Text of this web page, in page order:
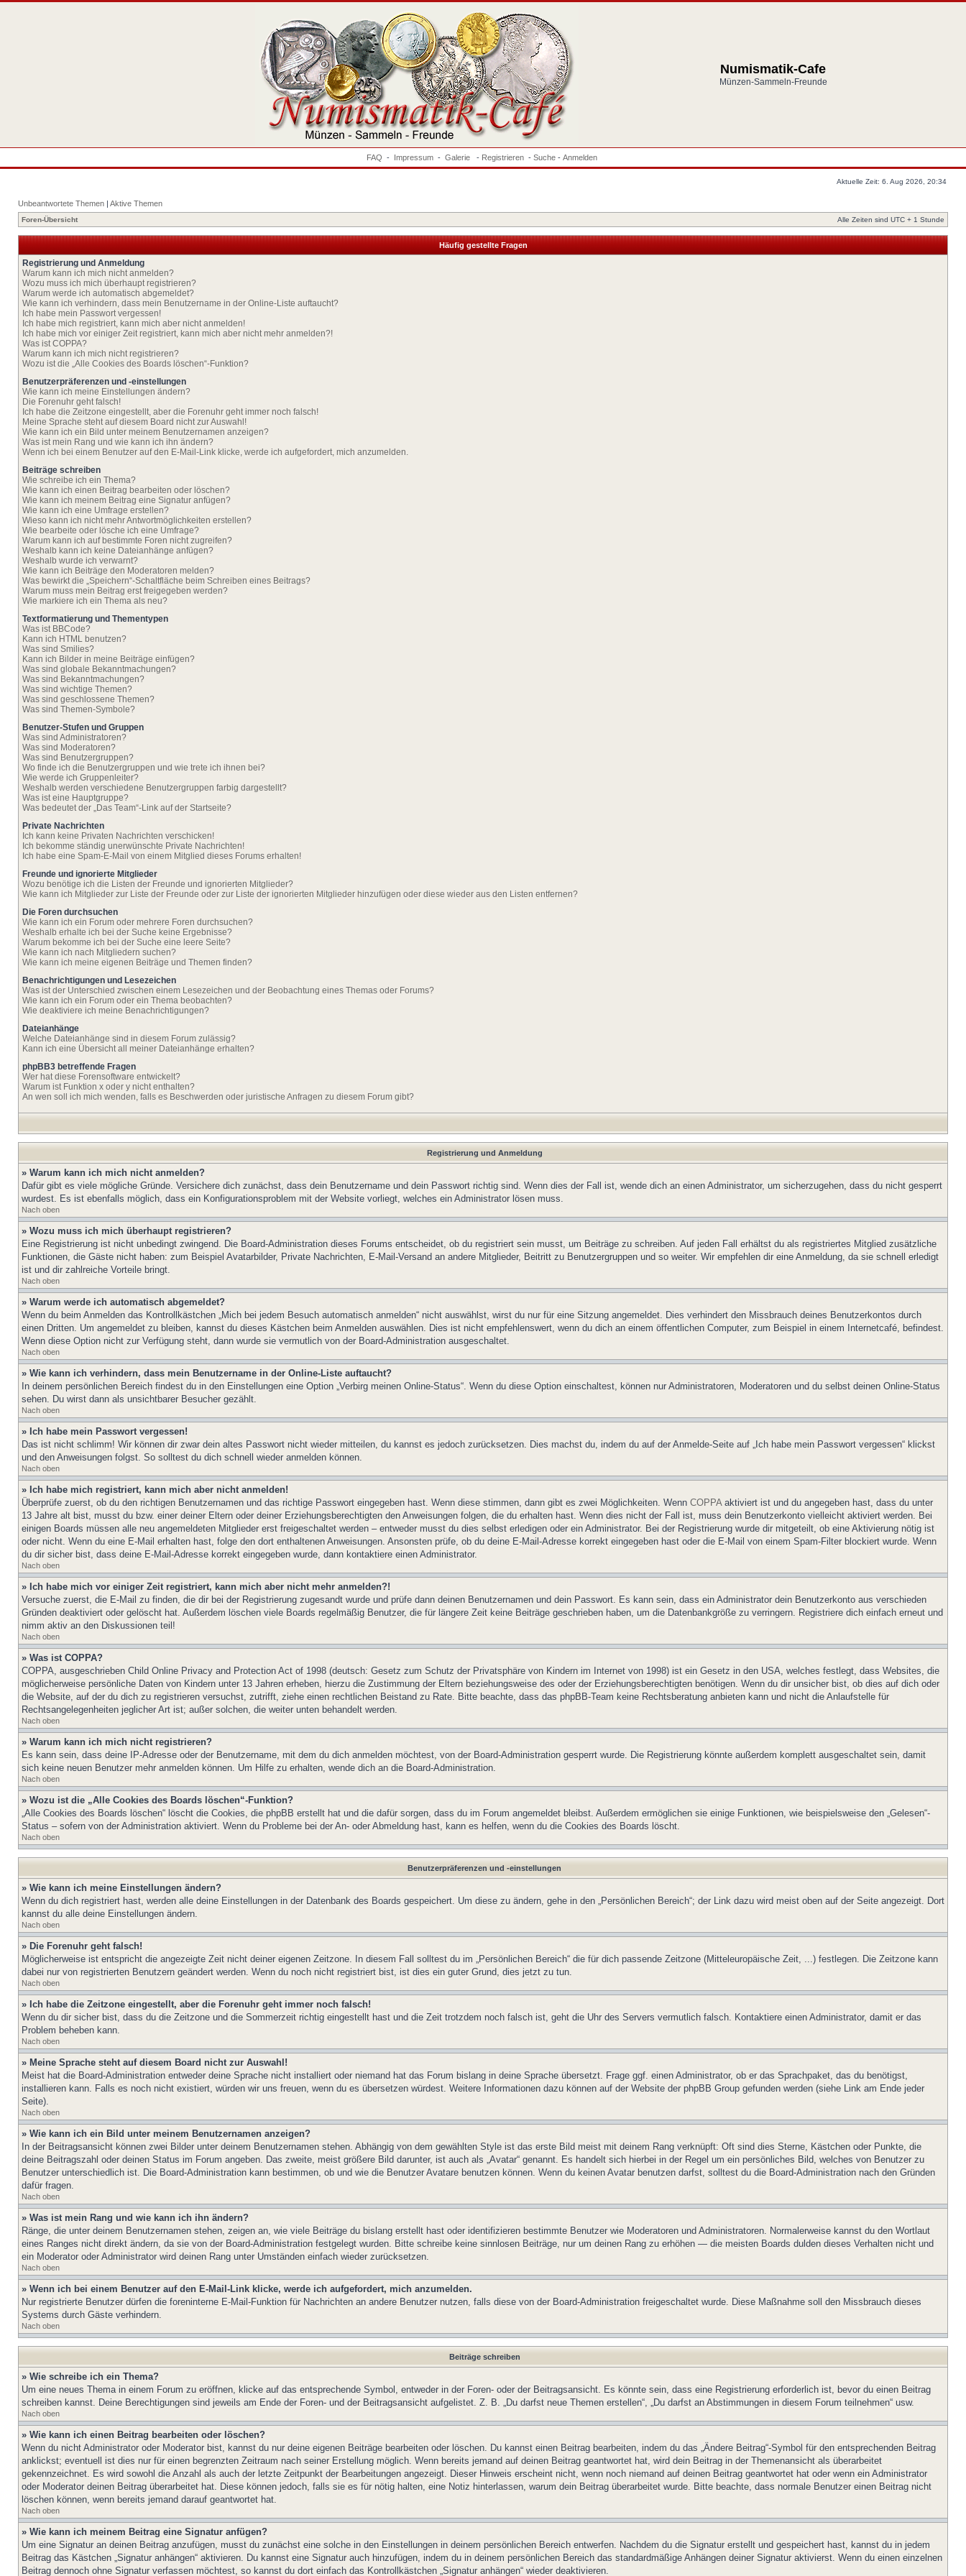
Numismatik-Cafe
Münzen-Sammeln-Freunde
FAQ - Impressum - Galerie - Registrieren - Suche - Anmelden
Aktuelle Zeit: 6. Aug 2026, 20:34
Unbeantwortete Themen | Aktive Themen
Foren-Übersicht Alle Zeiten sind UTC + 1 Stunde
Häufig gestellte Fragen
Registrierung und Anmeldung
Warum kann ich mich nicht anmelden?
Wozu muss ich mich überhaupt registrieren?
Warum werde ich automatisch abgemeldet?
Wie kann ich verhindern, dass mein Benutzername in der Online-Liste auftaucht?
Ich habe mein Passwort vergessen!
Ich habe mich registriert, kann mich aber nicht anmelden!
Ich habe mich vor einiger Zeit registriert, kann mich aber nicht mehr anmelden?!
Was ist COPPA?
Warum kann ich mich nicht registrieren?
Wozu ist die „Alle Cookies des Boards löschen“-Funktion?
Benutzerpräferenzen und -einstellungen
Wie kann ich meine Einstellungen ändern?
Die Forenuhr geht falsch!
Ich habe die Zeitzone eingestellt, aber die Forenuhr geht immer noch falsch!
Meine Sprache steht auf diesem Board nicht zur Auswahl!
Wie kann ich ein Bild unter meinem Benutzernamen anzeigen?
Was ist mein Rang und wie kann ich ihn ändern?
Wenn ich bei einem Benutzer auf den E-Mail-Link klicke, werde ich aufgefordert, mich anzumelden.
Beiträge schreiben
Wie schreibe ich ein Thema?
Wie kann ich einen Beitrag bearbeiten oder löschen?
Wie kann ich meinem Beitrag eine Signatur anfügen?
Wie kann ich eine Umfrage erstellen?
Wieso kann ich nicht mehr Antwortmöglichkeiten erstellen?
Wie bearbeite oder lösche ich eine Umfrage?
Warum kann ich auf bestimmte Foren nicht zugreifen?
Weshalb kann ich keine Dateianhänge anfügen?
Weshalb wurde ich verwarnt?
Wie kann ich Beiträge den Moderatoren melden?
Was bewirkt die „Speichern“-Schaltfläche beim Schreiben eines Beitrags?
Warum muss mein Beitrag erst freigegeben werden?
Wie markiere ich ein Thema als neu?
Textformatierung und Thementypen
Was ist BBCode?
Kann ich HTML benutzen?
Was sind Smilies?
Kann ich Bilder in meine Beiträge einfügen?
Was sind globale Bekanntmachungen?
Was sind Bekanntmachungen?
Was sind wichtige Themen?
Was sind geschlossene Themen?
Was sind Themen-Symbole?
Benutzer-Stufen und Gruppen
Was sind Administratoren?
Was sind Moderatoren?
Was sind Benutzergruppen?
Wo finde ich die Benutzergruppen und wie trete ich ihnen bei?
Wie werde ich Gruppenleiter?
Weshalb werden verschiedene Benutzergruppen farbig dargestellt?
Was ist eine Hauptgruppe?
Was bedeutet der „Das Team“-Link auf der Startseite?
Private Nachrichten
Ich kann keine Privaten Nachrichten verschicken!
Ich bekomme ständig unerwünschte Private Nachrichten!
Ich habe eine Spam-E-Mail von einem Mitglied dieses Forums erhalten!
Freunde und ignorierte Mitglieder
Wozu benötige ich die Listen der Freunde und ignorierten Mitglieder?
Wie kann ich Mitglieder zur Liste der Freunde oder zur Liste der ignorierten Mitglieder hinzufügen oder diese wieder aus den Listen entfernen?
Die Foren durchsuchen
Wie kann ich ein Forum oder mehrere Foren durchsuchen?
Weshalb erhalte ich bei der Suche keine Ergebnisse?
Warum bekomme ich bei der Suche eine leere Seite?
Wie kann ich nach Mitgliedern suchen?
Wie kann ich meine eigenen Beiträge und Themen finden?
Benachrichtigungen und Lesezeichen
Was ist der Unterschied zwischen einem Lesezeichen und der Beobachtung eines Themas oder Forums?
Wie kann ich ein Forum oder ein Thema beobachten?
Wie deaktiviere ich meine Benachrichtigungen?
Dateianhänge
Welche Dateianhänge sind in diesem Forum zulässig?
Kann ich eine Übersicht all meiner Dateianhänge erhalten?
phpBB3 betreffende Fragen
Wer hat diese Forensoftware entwickelt?
Warum ist Funktion x oder y nicht enthalten?
An wen soll ich mich wenden, falls es Beschwerden oder juristische Anfragen zu diesem Forum gibt?
Registrierung und Anmeldung
» Warum kann ich mich nicht anmelden?
Dafür gibt es viele mögliche Gründe. Versichere dich zunächst, dass dein Benutzername und dein Passwort richtig sind. Wenn dies der Fall ist, wende dich an einen Administrator, um sicherzugehen, dass du nicht gesperrt
wurdest. Es ist ebenfalls möglich, dass ein Konfigurationsproblem mit der Website vorliegt, welches ein Administrator lösen muss.
Nach oben
» Wozu muss ich mich überhaupt registrieren?
Eine Registrierung ist nicht unbedingt zwingend. Die Board-Administration dieses Forums entscheidet, ob du registriert sein musst, um Beiträge zu schreiben. Auf jeden Fall erhältst du als registriertes Mitglied zusätzliche
Funktionen, die Gäste nicht haben: zum Beispiel Avatarbilder, Private Nachrichten, E-Mail-Versand an andere Mitglieder, Beitritt zu Benutzergruppen und so weiter. Wir empfehlen dir eine Anmeldung, da sie schnell erledigt
ist und dir zahlreiche Vorteile bringt.
Nach oben
» Warum werde ich automatisch abgemeldet?
Wenn du beim Anmelden das Kontrollkästchen „Mich bei jedem Besuch automatisch anmelden“ nicht auswählst, wirst du nur für eine Sitzung angemeldet. Dies verhindert den Missbrauch deines Benutzerkontos durch
einen Dritten. Um angemeldet zu bleiben, kannst du dieses Kästchen beim Anmelden auswählen. Dies ist nicht empfehlenswert, wenn du dich an einem öffentlichen Computer, zum Beispiel in einem Internetcafé, befindest.
Wenn diese Option nicht zur Verfügung steht, dann wurde sie vermutlich von der Board-Administration ausgeschaltet.
Nach oben
» Wie kann ich verhindern, dass mein Benutzername in der Online-Liste auftaucht?
In deinem persönlichen Bereich findest du in den Einstellungen eine Option „Verbirg meinen Online-Status“. Wenn du diese Option einschaltest, können nur Administratoren, Moderatoren und du selbst deinen Online-Status
sehen. Du wirst dann als unsichtbarer Besucher gezählt.
Nach oben
» Ich habe mein Passwort vergessen!
Das ist nicht schlimm! Wir können dir zwar dein altes Passwort nicht wieder mitteilen, du kannst es jedoch zurücksetzen. Dies machst du, indem du auf der Anmelde-Seite auf „Ich habe mein Passwort vergessen“ klickst
und den Anweisungen folgst. So solltest du dich schnell wieder anmelden können.
Nach oben
» Ich habe mich registriert, kann mich aber nicht anmelden!
Überprüfe zuerst, ob du den richtigen Benutzernamen und das richtige Passwort eingegeben hast. Wenn diese stimmen, dann gibt es zwei Möglichkeiten. Wenn COPPAaktiviert ist und du angegeben hast, dass du unter
13 Jahre alt bist, musst du bzw. einer deiner Eltern oder deiner Erziehungsberechtigten den Anweisungen folgen, die du erhalten hast. Wenn dies nicht der Fall ist, muss dein Benutzerkonto vielleicht aktiviert werden. Bei
einigen Boards müssen alle neu angemeldeten Mitglieder erst freigeschaltet werden – entweder musst du dies selbst erledigen oder ein Administrator. Bei der Registrierung wurde dir mitgeteilt, ob eine Aktivierung nötig ist
oder nicht. Wenn du eine E-Mail erhalten hast, folge den dort enthaltenen Anweisungen. Ansonsten prüfe, ob du deine E-Mail-Adresse korrekt eingegeben hast oder die E-Mail von einem Spam-Filter blockiert wurde. Wenn
du dir sicher bist, dass deine E-Mail-Adresse korrekt eingegeben wurde, dann kontaktiere einen Administrator.
Nach oben
» Ich habe mich vor einiger Zeit registriert, kann mich aber nicht mehr anmelden?!
Versuche zuerst, die E-Mail zu finden, die dir bei der Registrierung zugesandt wurde und prüfe dann deinen Benutzernamen und dein Passwort. Es kann sein, dass ein Administrator dein Benutzerkonto aus verschieden
Gründen deaktiviert oder gelöscht hat. Außerdem löschen viele Boards regelmäßig Benutzer, die für längere Zeit keine Beiträge geschrieben haben, um die Datenbankgröße zu verringern. Registriere dich einfach erneut und
nimm aktiv an den Diskussionen teil!
Nach oben
» Was ist COPPA?
COPPA, ausgeschrieben Child Online Privacy and Protection Act of 1998 (deutsch: Gesetz zum Schutz der Privatsphäre von Kindern im Internet von 1998) ist ein Gesetz in den USA, welches festlegt, dass Websites, die
möglicherweise persönliche Daten von Kindern unter 13 Jahren erheben, hierzu die Zustimmung der Eltern beziehungsweise des oder der Erziehungsberechtigten benötigen. Wenn du dir unsicher bist, ob dies auf dich oder
die Website, auf der du dich zu registrieren versuchst, zutrifft, ziehe einen rechtlichen Beistand zu Rate. Bitte beachte, dass das phpBB-Team keine Rechtsberatung anbieten kann und nicht die Anlaufstelle für
Rechtsangelegenheiten jeglicher Art ist; außer solchen, die weiter unten behandelt werden.
Nach oben
» Warum kann ich mich nicht registrieren?
Es kann sein, dass deine IP-Adresse oder der Benutzername, mit dem du dich anmelden möchtest, von der Board-Administration gesperrt wurde. Die Registrierung könnte außerdem komplett ausgeschaltet sein, damit
sich keine neuen Benutzer mehr anmelden können. Um Hilfe zu erhalten, wende dich an die Board-Administration.
Nach oben
» Wozu ist die „Alle Cookies des Boards löschen“-Funktion?
„Alle Cookies des Boards löschen“ löscht die Cookies, die phpBB erstellt hat und die dafür sorgen, dass du im Forum angemeldet bleibst. Außerdem ermöglichen sie einige Funktionen, wie beispielsweise den „Gelesen“-
Status – sofern von der Administration aktiviert. Wenn du Probleme bei der An- oder Abmeldung hast, kann es helfen, wenn du die Cookies des Boards löscht.
Nach oben
Benutzerpräferenzen und -einstellungen
» Wie kann ich meine Einstellungen ändern?
Wenn du dich registriert hast, werden alle deine Einstellungen in der Datenbank des Boards gespeichert. Um diese zu ändern, gehe in den „Persönlichen Bereich“; der Link dazu wird meist oben auf der Seite angezeigt. Dort
kannst du alle deine Einstellungen ändern.
Nach oben
» Die Forenuhr geht falsch!
Möglicherweise ist entspricht die angezeigte Zeit nicht deiner eigenen Zeitzone. In diesem Fall solltest du im „Persönlichen Bereich“ die für dich passende Zeitzone (Mitteleuropäische Zeit, ...) festlegen. Die Zeitzone kann
dabei nur von registrierten Benutzern geändert werden. Wenn du noch nicht registriert bist, ist dies ein guter Grund, dies jetzt zu tun.
Nach oben
» Ich habe die Zeitzone eingestellt, aber die Forenuhr geht immer noch falsch!
Wenn du dir sicher bist, dass du die Zeitzone und die Sommerzeit richtig eingestellt hast und die Zeit trotzdem noch falsch ist, geht die Uhr des Servers vermutlich falsch. Kontaktiere einen Administrator, damit er das
Problem beheben kann.
Nach oben
» Meine Sprache steht auf diesem Board nicht zur Auswahl!
Meist hat die Board-Administration entweder deine Sprache nicht installiert oder niemand hat das Forum bislang in deine Sprache übersetzt. Frage ggf. einen Administrator, ob er das Sprachpaket, das du benötigst,
installieren kann. Falls es noch nicht existiert, würden wir uns freuen, wenn du es übersetzen würdest. Weitere Informationen dazu können auf der Website der phpBB Group gefunden werden (siehe Link am Ende jeder
Seite).
Nach oben
» Wie kann ich ein Bild unter meinem Benutzernamen anzeigen?
In der Beitragsansicht können zwei Bilder unter deinem Benutzernamen stehen. Abhängig von dem gewählten Style ist das erste Bild meist mit deinem Rang verknüpft: Oft sind dies Sterne, Kästchen oder Punkte, die
deine Beitragszahl oder deinen Status im Forum angeben. Das zweite, meist größere Bild darunter, ist auch als „Avatar“ genannt. Es handelt sich hierbei in der Regel um ein persönliches Bild, welches von Benutzer zu
Benutzer unterschiedlich ist. Die Board-Administration kann bestimmen, ob und wie die Benutzer Avatare benutzen können. Wenn du keinen Avatar benutzen darfst, solltest du die Board-Administration nach den Gründen
dafür fragen.
Nach oben
» Was ist mein Rang und wie kann ich ihn ändern?
Ränge, die unter deinem Benutzernamen stehen, zeigen an, wie viele Beiträge du bislang erstellt hast oder identifizieren bestimmte Benutzer wie Moderatoren und Administratoren. Normalerweise kannst du den Wortlaut
eines Ranges nicht direkt ändern, da sie von der Board-Administration festgelegt wurden. Bitte schreibe keine sinnlosen Beiträge, nur um deinen Rang zu erhöhen — die meisten Boards dulden dieses Verhalten nicht und
ein Moderator oder Administrator wird deinen Rang unter Umständen einfach wieder zurücksetzen.
Nach oben
» Wenn ich bei einem Benutzer auf den E-Mail-Link klicke, werde ich aufgefordert, mich anzumelden.
Nur registrierte Benutzer dürfen die foreninterne E-Mail-Funktion für Nachrichten an andere Benutzer nutzen, falls diese von der Board-Administration freigeschaltet wurde. Diese Maßnahme soll den Missbrauch dieses
Systems durch Gäste verhindern.
Nach oben
Beiträge schreiben
» Wie schreibe ich ein Thema?
Um eine neues Thema in einem Forum zu eröffnen, klicke auf das entsprechende Symbol, entweder in der Foren- oder der Beitragsansicht. Es könnte sein, dass eine Registrierung erforderlich ist, bevor du einen Beitrag
schreiben kannst. Deine Berechtigungen sind jeweils am Ende der Foren- und der Beitragsansicht aufgelistet. Z. B. „Du darfst neue Themen erstellen“, „Du darfst an Abstimmungen in diesem Forum teilnehmen“ usw.
Nach oben
» Wie kann ich einen Beitrag bearbeiten oder löschen?
Wenn du nicht Administrator oder Moderator bist, kannst du nur deine eigenen Beiträge bearbeiten oder löschen. Du kannst einen Beitrag bearbeiten, indem du das „Ändere Beitrag“-Symbol für den entsprechenden Beitrag
anklickst; eventuell ist dies nur für einen begrenzten Zeitraum nach seiner Erstellung möglich. Wenn bereits jemand auf deinen Beitrag geantwortet hat, wird dein Beitrag in der Themenansicht als überarbeitet
gekennzeichnet. Es wird sowohl die Anzahl als auch der letzte Zeitpunkt der Bearbeitungen angezeigt. Dieser Hinweis erscheint nicht, wenn noch niemand auf deinen Beitrag geantwortet hat oder wenn ein Administrator
oder Moderator deinen Beitrag überarbeitet hat. Diese können jedoch, falls sie es für nötig halten, eine Notiz hinterlassen, warum dein Beitrag überarbeitet wurde. Bitte beachte, dass normale Benutzer einen Beitrag nicht
löschen können, wenn bereits jemand darauf geantwortet hat.
Nach oben
» Wie kann ich meinem Beitrag eine Signatur anfügen?
Um eine Signatur an deinen Beitrag anzufügen, musst du zunächst eine solche in den Einstellungen in deinem persönlichen Bereich entwerfen. Nachdem du die Signatur erstellt und gespeichert hast, kannst du in jedem
Beitrag das Kästchen „Signatur anhängen“ aktivieren. Du kannst eine Signatur auch hinzufügen, indem du in deinem persönlichen Bereich das standardmäßige Anhängen deiner Signatur aktivierst. Wenn du einen einzelnen
Beitrag dennoch ohne Signatur verfassen möchtest, so kannst du dort einfach das Kontrollkästchen „Signatur anhängen“ wieder deaktivieren.